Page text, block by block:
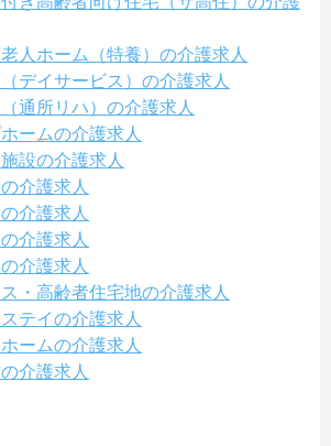
人ホーム（特養）の介護求人
デイサービス）の介護求人
通所リハ）の介護求人
ームの介護求人
設の介護求人
介護求人
介護求人
介護求人
介護求人
・高齢者住宅地の介護求人
テイの介護求人
ームの介護求人
介護求人